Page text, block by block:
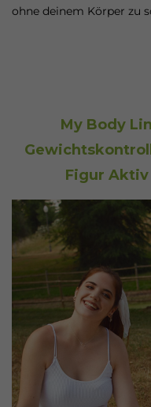
ohne deinem Körper zu
My Body
Figur